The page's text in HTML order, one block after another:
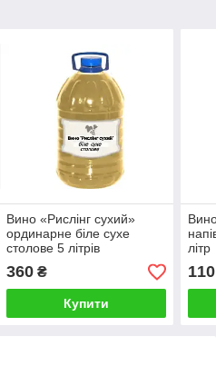
Вино «Рислінг сухий»
ординарне біле сухе
столове 5 літрів
360₴
Купити
літр
110